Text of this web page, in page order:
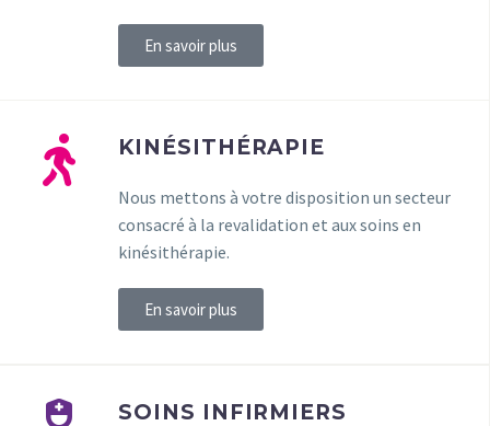
En savoir plus
KINÉSITHÉRAPIE
Nous mettons à votre disposition un secteur
consacré à la revalidation et aux soins en
kinésithérapie.
En savoir plus
SOINS INFIRMIERS